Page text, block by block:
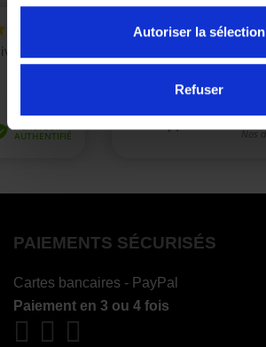
Autoriser la sélection
Refuser
PAIEMENTS SÉCURISÉS
Cartes bancaires - PayPal
Paiement en 3 ou 4 fois